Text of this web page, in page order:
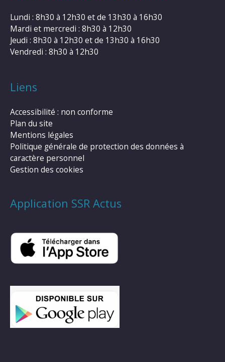
Lundi : 8h30 à 12h30 et de 13h30 à 16h30
Mardi et mercredi : 8h30 à 12h30
Jeudi : 8h30 à 12h30 et de 13h30 à 16h30
Vendredi : 8h30 à 12h30
Liens
Accessibilité : non conforme
Plan du site
Mentions légales
Politique générale de protection des données à
caractère personnel
Gestion des cookies
Application SSR Actus